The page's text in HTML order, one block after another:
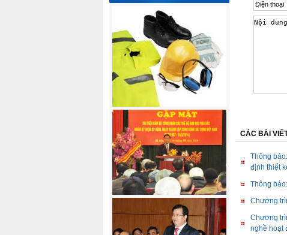
CÁC BÀI
Thông
định thiết
Thông
Chương
Chương
nghề hoạt